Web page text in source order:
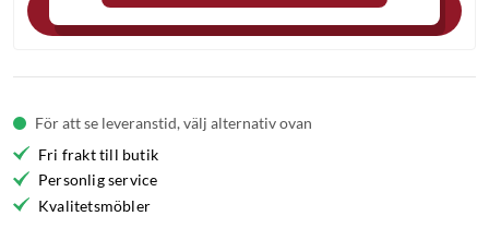
Lägg i varukorgen
För att se leveranstid, välj alternativ ovan
Fri frakt till butik
Personlig service
Kvalitetsmöbler